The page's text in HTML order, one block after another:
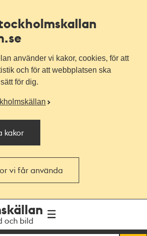
använder vi kakor, cookies, för att
och för att webbplatsen ska
för dig.
kakor
vi får använda
och bild